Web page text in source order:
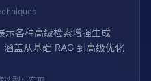
示各种高级检索增强生成
涵盖从基础 RAG 到高级优化